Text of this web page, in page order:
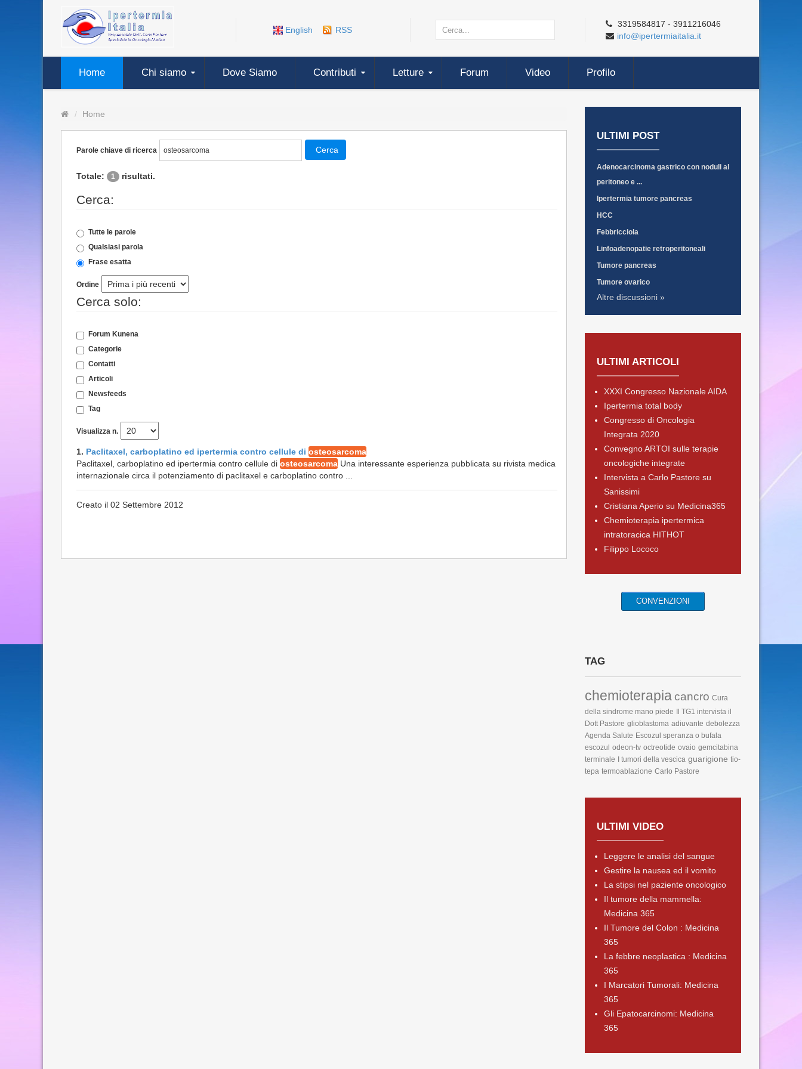
English RSS
3319584817 - 3911216046
info@ipertermiaitalia.it
Home Chi siamo Dove Siamo Contributi Letture Forum Video Profilo
Home
Parole chiave di ricerca Cerca
Totale: 1 risultati.
Cerca:
Tutte le parole
Qualsiasi parola
Frase esatta
Ordine
Cerca solo:
Forum Kunena
Categorie
Contatti
Articoli
Newsfeeds
Tag
Visualizza n.
1. Paclitaxel, carboplatino ed ipertermia contro cellule di osteosarcoma
Paclitaxel, carboplatino ed ipertermia contro cellule di osteosarcoma Una interessante esperienza pubblicata su rivista medica
internazionale circa il potenziamento di paclitaxel e carboplatino contro ...
Creato il 02 Settembre 2012
ULTIMI POST
Adenocarcinoma gastrico con noduli al
peritoneo e ...
Ipertermia tumore pancreas
HCC
Febbricciola
Linfoadenopatie retroperitoneali
Tumore pancreas
Tumore ovarico
Altre discussioni »
ULTIMI ARTICOLI
XXXI Congresso Nazionale AIDA
Ipertermia total body
Congresso di Oncologia
Integrata 2020
Convegno ARTOI sulle terapie
oncologiche integrate
Intervista a Carlo Pastore su
Sanissimi
Cristiana Aperio su Medicina365
Chemioterapia ipertermica
intratoracica HITHOT
Filippo Lococo
CONVENZIONI
TAG
chemioterapia cancro Cura
della sindrome mano piede
Il TG1 intervista il
Dott Pastore glioblastoma adiuvante debolezza
Agenda Salute Escozul speranza o bufala
escozul odeon-tv octreotide ovaio gemcitabina
terminale
I tumori della vescica guarigione tio-
tepa termoablazione Carlo Pastore
ULTIMI VIDEO
Leggere le analisi del sangue
Gestire la nausea ed il vomito
La stipsi nel paziente oncologico
Il tumore della mammella:
Medicina 365
Il Tumore del Colon : Medicina
365
La febbre neoplastica : Medicina
365
I Marcatori Tumorali: Medicina
365
Gli Epatocarcinomi: Medicina
365